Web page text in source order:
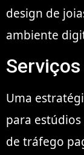
design de
ambiente
Uma
para
de tráfego